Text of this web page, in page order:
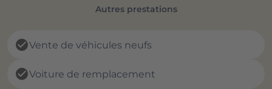
Autres prestations
check_circleVente de véhicules neufs
check_circleVoiture de remplacement